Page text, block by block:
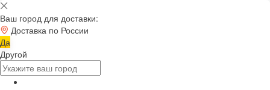
Ваш город для доставки:
Доставка по России
Да
Другой